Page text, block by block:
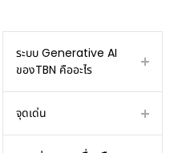
ระบบ Generative AI
ของTBN คืออะไร
จุดเด่น